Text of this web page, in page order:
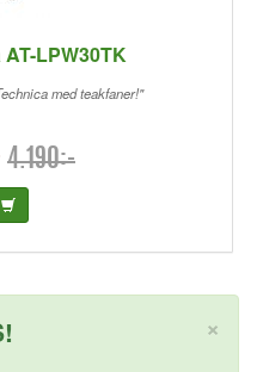
LPW30TK
med teakfaner!"
4.190:-
×